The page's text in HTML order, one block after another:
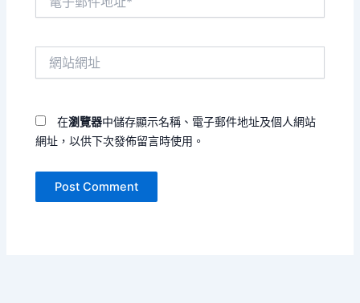
在瀏覽器中儲存顯示名稱、電子郵件地址及個人網站
網址，以供下次發佈留言時使用。